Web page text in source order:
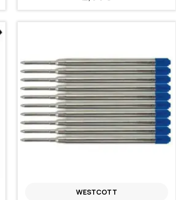
WESTCOTT